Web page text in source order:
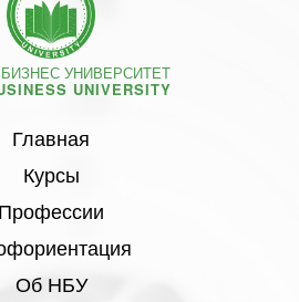
УНИВЕРСИТЕТ
UNIVERSITY
Главная
Курсы
Профессии
Об НБУ